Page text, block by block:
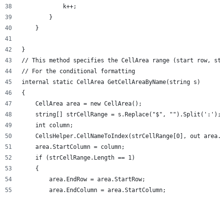
            k++;
        }
    }
}
// This method specifies the CellArea range (start row,
// For the conditional formatting
internal static CellArea GetCellAreaByName(string s)
{
    CellArea area = new CellArea();
string[] strCellRange = s.Replace("$",
    int column;
CellsHelper.CellNameToIndex(strCellRange[0], out
    area.StartColumn = column;
    if (strCellRange.Length == 1)
    {
        area.EndRow = area.StartRow;
        area.EndColumn = area.StartColumn;